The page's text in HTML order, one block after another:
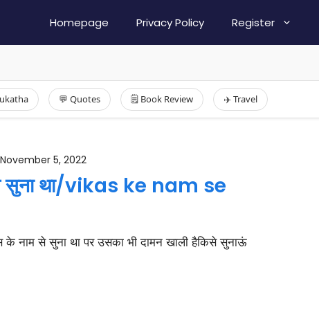
Homepage Privacy Policy Register
💬 Quotes 🗒️ Book Review ✈️ Travel
November 5, 2022
सुना था/vikas ke nam se
के नाम से सुना था पर उसका भी दामन खाली हैकिसे सुनाऊं